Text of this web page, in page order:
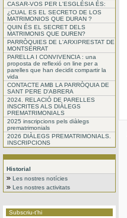
CASAR-VOS PER L'ESGLÉSIA ÉS:
¿CUAL ES EL SECRETO DE LOS
MATRIMONIOS QUE DURAN ?
QUIN ÉS EL SECRET DELS
MATRIMONIS QUE DUREN?
PARRÒQUIES DE L'ARXIPRESTAT DE
MONTSERRAT
PARELLA I CONVIVENCIA : una
proposta de reflexió on line per a
parelles que han decidit compartir la
vida
CONTACTE AMB LA PARRÒQUIA DE
SANT PERE D'ABRERA
2024. RELACIÓ DE PARELLES
INSCRITES ALS DIÀLEGS
PREMATRIMONIALS
2025 inscripcions pels diàlegs
prematrimonials
2026 DIÀLEGS PREMATRIMONIALS.
INSCRIPCIONS
Historial
Les nostres notícies
Les nostres activitats
Subscriu-t'hi